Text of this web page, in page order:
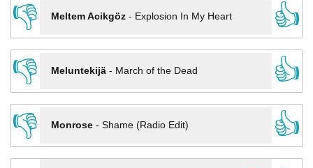
👎
Meltem Acikgöz- Explosion In My Heart
👍
👎
Meluntekijä- March of the Dead
👍
👎
Monrose- Shame (Radio Edit)
👍